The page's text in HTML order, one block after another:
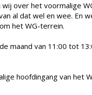
over het voormalige
al dat wel en wee. En
het WG-terrein.
maand van 11:00 tot
hoofdingang van het